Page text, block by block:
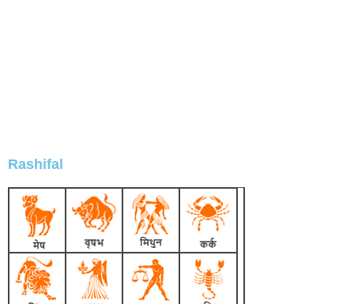
Rashifal